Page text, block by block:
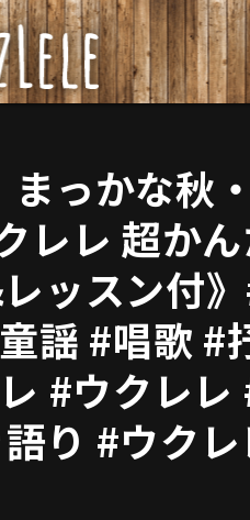
まっかな秋
レレ 超か
ッスン付
謡 #唱歌 #
#ウクレレ
り #ウク